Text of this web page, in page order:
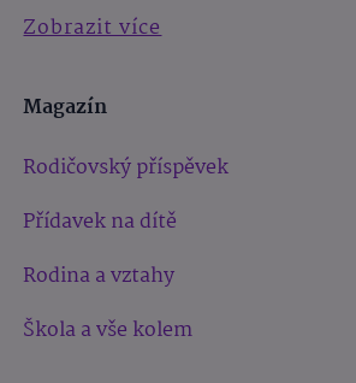
Zobrazit více
Magazín
Rodičovský příspěvek
Přídavek na dítě
Rodina a vztahy
Škola a vše kolem